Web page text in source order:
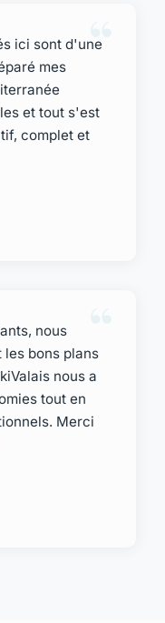
ici sont d'une
mes
et tout s'est
complet et
nous
bons plans
nous a
tout en
Merci